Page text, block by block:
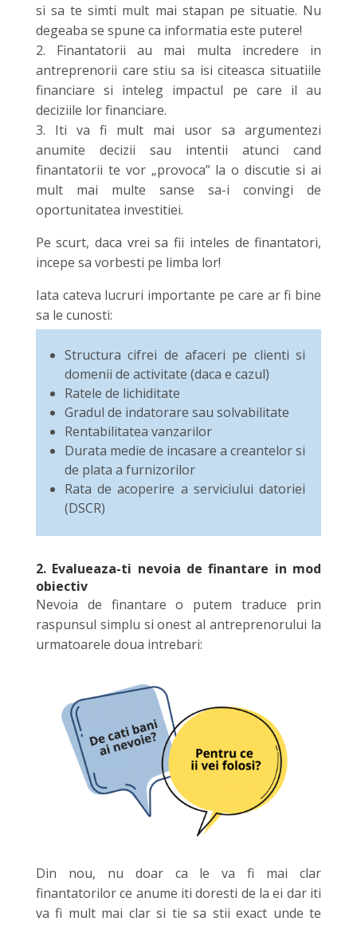
si sa te simti mult mai stapan pe situatie. Nu
degeaba se spune ca informatia este putere!
2. Finantatorii au mai multa incredere in
antreprenorii care stiu sa isi citeasca situatiile
financiare si inteleg impactul pe care il au
deciziile lor financiare.
3. Iti va fi mult mai usor sa argumentezi
anumite decizii sau intentii atunci cand
finantatorii te vor „provoca” la o discutie si ai
mult mai multe sanse sa-i convingi de
oportunitatea investitiei.
Pe scurt, daca vrei sa fii inteles de finantatori,
incepe sa vorbesti pe limba lor!
Iata cateva lucruri importante pe care ar fi bine
sa le cunosti:
Structura cifrei de afaceri pe clienti si
domenii de activitate (daca e cazul)
Ratele de lichiditate
Gradul de indatorare sau solvabilitate
Rentabilitatea vanzarilor
Durata medie de incasare a creantelor si
de plata a furnizorilor
Rata de acoperire a serviciului datoriei
(DSCR)
2. Evalueaza-ti nevoia de finantare in mod
obiectiv
Nevoia de finantare o putem traduce prin
raspunsul simplu si onest al antreprenorului la
urmatoarele doua intrebari:
Din nou, nu doar ca le va fi mai clar
finantatorilor ce anume iti doresti de la ei dar iti
va fi mult mai clar si tie sa stii exact unde te